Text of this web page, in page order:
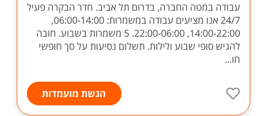
עבודה במטה החברה, בדרום תל אביב. חדר הבקרה פעיל
24/7 אנו מציעים עבודה במשמרות: 06:00-14:00,
14:00-22:00, 22:00-06:00. 5 משמרות בשבוע. חובה
להגיש סופי שבוע ולילות. תשלום נסיעות על סך חופשי
חו...
הגשת מועמדות